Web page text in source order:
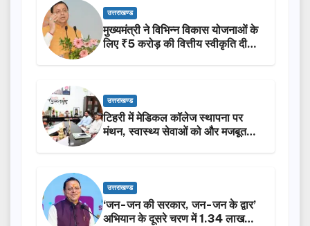
उत्तराखण्ड
मुख्यमंत्री ने विभिन्न विकास योजनाओं के
लिए ₹5 करोड़ की वित्तीय स्वीकृति दी…
उत्तराखण्ड
टिहरी में मेडिकल कॉलेज स्थापना पर
मंथन, स्वास्थ्य सेवाओं को और मजबूत
उत्तराखण्ड
‘जन-जन की सरकार, जन-जन के द्वार’
अभियान के दूसरे चरण में 1.34 लाख